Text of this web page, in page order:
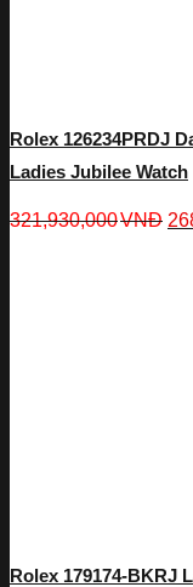
Rolex 126234PRDJ
Ladies Jubilee Watch
321,930,000VNĐ
Rolex 179174-BKRJ